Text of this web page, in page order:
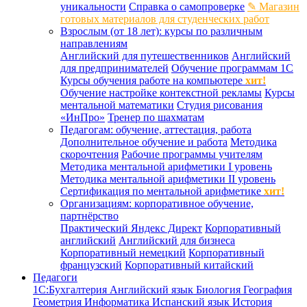
уникальности Справка о самопроверке ✎ Магазин
готовых материалов для студенческих работ
Взрослым (от 18 лет): курсы по различным
направлениям
Английский для путешественников Английский
для предпринимателей Обучение программам 1С
Курсы обучения работе на компьютере хит!
Обучение настройке контекстной рекламы Курсы
ментальной математики Студия рисования
«ИнПро» Тренер по шахматам
Педагогам: обучение, аттестация, работа
Дополнительное обучение и работа Методика
скорочтения Рабочие программы учителям
Методика ментальной арифметики I уровень
Методика ментальной арифметики II уровень
Сертификация по ментальной арифметике хит!
Организациям: корпоративное обучение,
партнёрство
Практический Яндекс Директ Корпоративный
английский Английский для бизнеса
Корпоративный немецкий Корпоративный
французский Корпоративный китайский
Педагоги
1С:Бухгалтерия Английский язык Биология География
Геометрия Информатика Испанский язык История